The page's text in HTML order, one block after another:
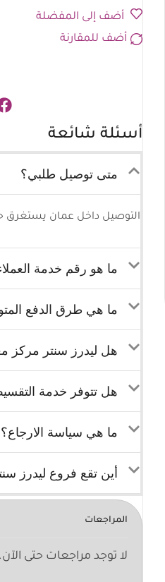
أضف إلى المفضلة
أضف للمقارنة
أسئلة شائعة
متى توصيل طلبي؟
التوصيل داخل عمان يستغرق حتى 3 أيام كحد أقصى وللمحافظات 5-7 أيام
ما هو رقم خدمة
ما هي طرق الدفع
هل ليدرز سنتر مركز
هل تتوفر خدمة
ما هي سياسة الارجاع؟
أين تقع فروع ليدرز
المراجعات
لا توجد مراجعات حتى الآن.